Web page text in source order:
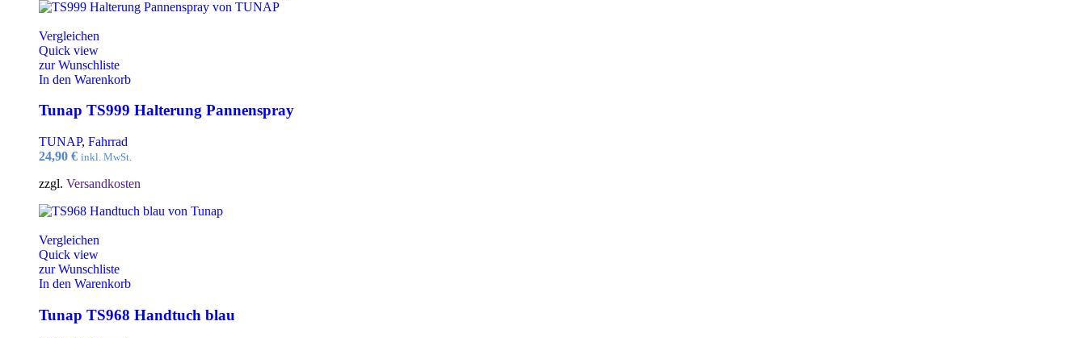
Vergleichen
Quick view
zur Wunschliste
In den Warenkorb
Tunap TS999 Halterung Pannenspray
TUNAP, Fahrrad
24,90 € inkl. MwSt.
zzgl. Versandkosten
Vergleichen
Quick view
zur Wunschliste
In den Warenkorb
Tunap TS968 Handtuch blau